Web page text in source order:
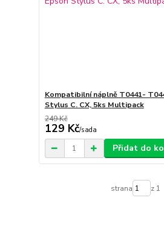
Kompatibilní náplně T0441-
Stylus C. CX, 5ks Multipack
249 Kč
129 Kč/sada
Přidat do
strana z 1